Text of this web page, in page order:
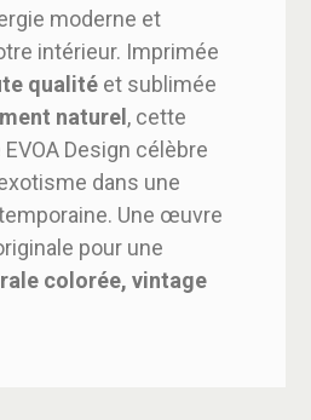
moderne et
intérieur. Imprimée
qualité et sublimée
naturel, cette
Design célèbre
dans une
Une œuvre
pour une
colorée, vintage